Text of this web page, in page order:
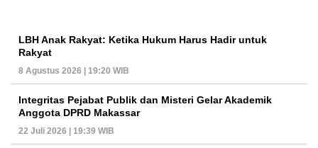
LBH Anak Rakyat: Ketika Hukum Harus Hadir untuk
Rakyat
8 Agustus 2026 | 19:20 WIB
Integritas Pejabat Publik dan Misteri Gelar Akademik
Anggota DPRD Makassar
22 Juli 2026 | 19:39 WIB